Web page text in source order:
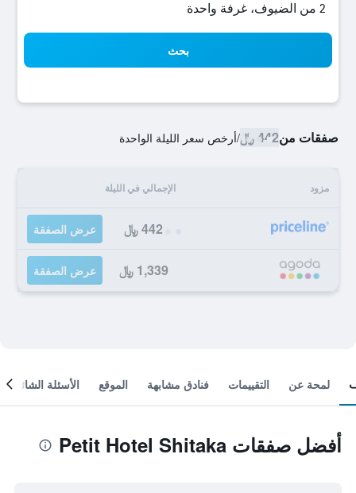
2 من الضيوف، غرفة واحدة
بحث
صفقات من442 ﷼ /أرخص سعر الليلة الواحدة
مزود الإجمالي في الليلة
442 ﷼ عرض الصفقة
1,339 ﷼ عرض الصفقة
لمحة عن التقييمات فنادق مشابهة الموقع الأسئلة الشائعة
أفضل صفقات Petit Hotel Shitaka